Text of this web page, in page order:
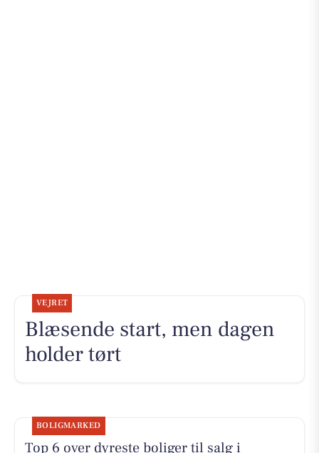
VEJRET
Blæsende start, men dagen
holder tørt
BOLIGMARKED
Top 6 over dyreste boliger til salg i